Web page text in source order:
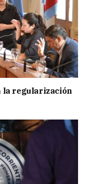
la regularización